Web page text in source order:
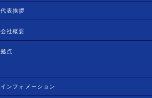
代表挨拶
会社概要
拠点
インフォメーション